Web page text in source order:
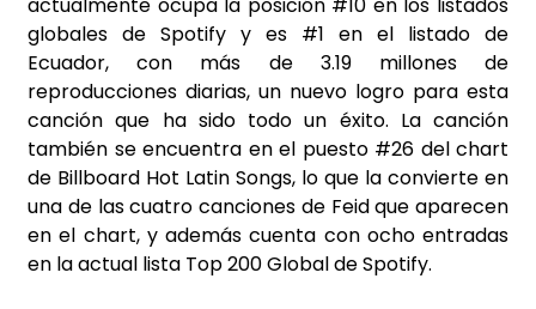
globales de Spotify y es #1 en el listado de
Ecuador, con más de 3.19 millones de
reproducciones diarias, un nuevo logro para esta
canción que ha sido todo un éxito. La canción
también se encuentra en el puesto #26 del chart
de Billboard Hot Latin Songs, lo que la convierte en
una de las cuatro canciones de Feid que aparecen
en el chart, y además cuenta con ocho entradas
en la actual lista Top 200 Global de Spotify.